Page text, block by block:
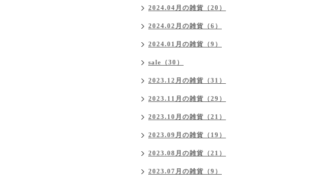
2024.04月の雑貨（20）
2024.02月の雑貨（6）
2024.01月の雑貨（9）
sale（30）
2023.12月の雑貨（31）
2023.11月の雑貨（29）
2023.10月の雑貨（21）
2023.09月の雑貨（19）
2023.08月の雑貨（21）
2023.07月の雑貨（9）